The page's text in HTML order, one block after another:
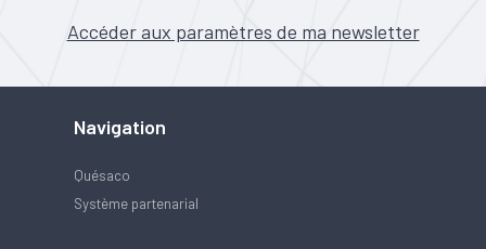
Accéder aux paramètres de ma newsletter
Navigation
Quésaco
Système partenarial